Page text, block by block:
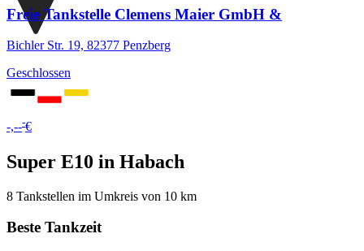
Freie Tankstelle Clemens Maier GmbH &
Bichler Str. 19, 82377 Penzberg
Geschlossen
-,---€
Super E10 in Habach
8 Tankstellen im Umkreis von 10 km
Beste Tankzeit